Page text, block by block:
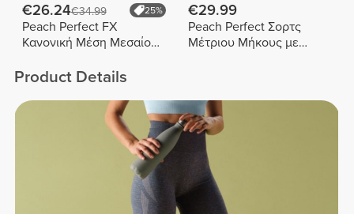
€26.24€34.99 25%
Peach Perfect FX
Κανονική Μέση Μεσαίου
€29.99
Peach Perfect Σορτς
Μέτριου Μήκους με
Product Details